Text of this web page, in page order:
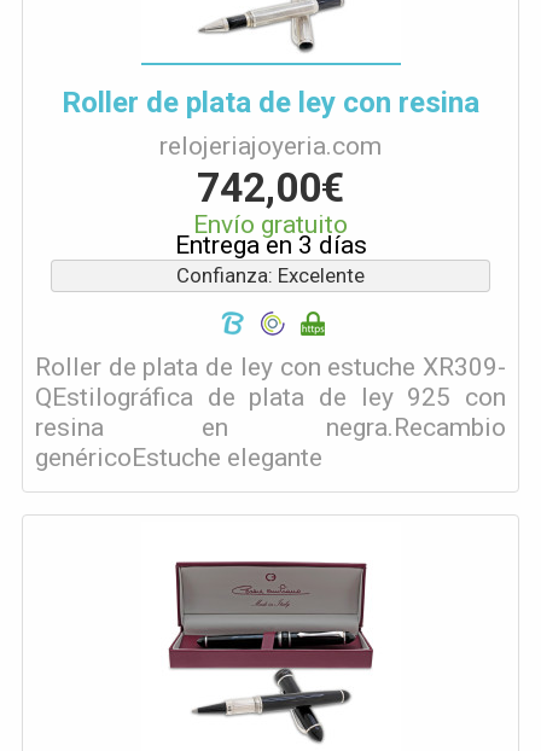
Roller de plata de ley con resina
relojeriajoyeria.com
742,00€
Envío gratuito
Entrega en 3 días
Confianza: Excelente
Roller de plata de ley con estuche XR309-
QEstilográfica de plata de ley 925 con
resina en negra.Recambio
genéricoEstuche elegante